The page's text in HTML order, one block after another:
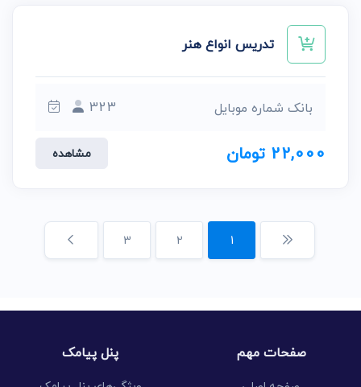
تدریس انواع هنر
بانک شماره موبایل 323
22,000 تومان مشاهده
3 2 1
صفحات مهم پنل پیامک